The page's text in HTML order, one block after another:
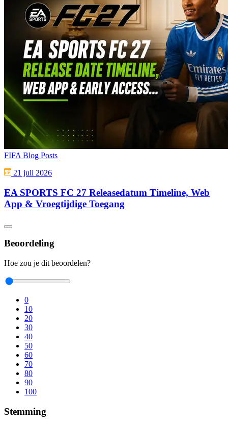
FIFA Blog Posts
21 juli 2026
EA SPORTS FC 27 Releasedatum Timeline, Web
App & Vroegtijdige Toegang
Beoordeling
Hoe zou je dit beoordelen?
0
10
20
30
40
50
60
70
80
90
100
Stemming